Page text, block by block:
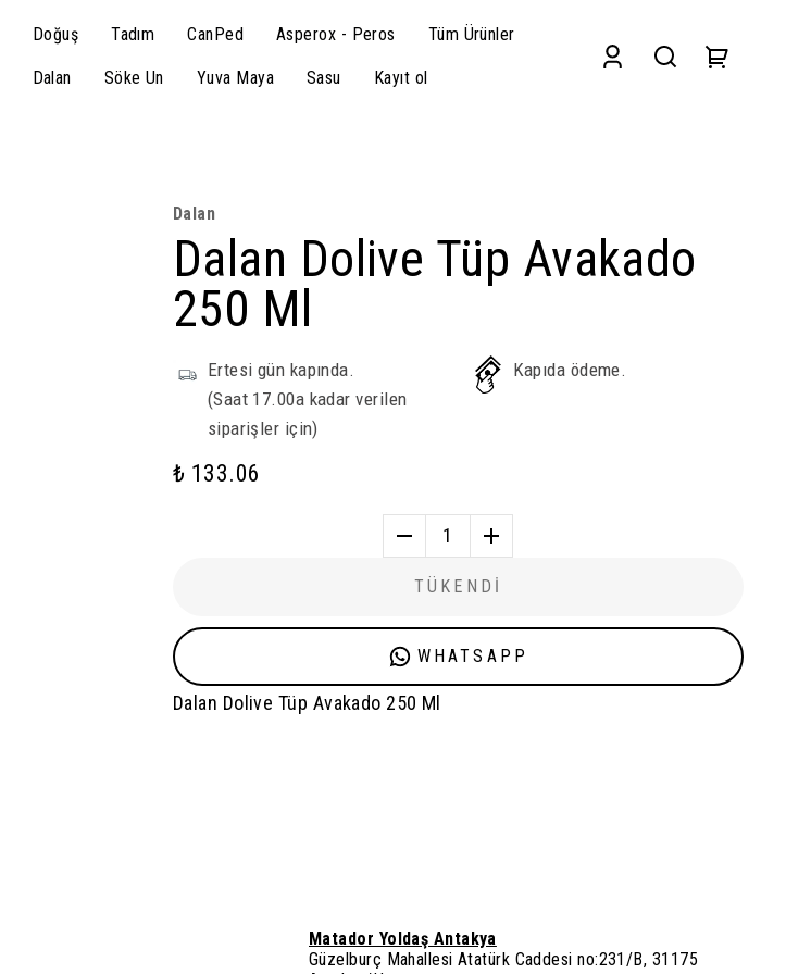
Doğuş Tadım CanPed Asperox - Peros Tüm Ürünler
Dalan Söke Un Yuva Maya Sasu Kayıt ol
Dalan
Dalan Dolive Tüp Avakado
250 Ml
Ertesi gün kapında.
(Saat 17.00a kadar verilen
siparişler için)
Kapıda ödeme.
₺ 133.06
1
TÜKENDİ
WHATSAPP
Dalan Dolive Tüp Avakado 250 Ml
Matador Yoldaş Antakya
Güzelburç Mahallesi Atatürk Caddesi no:231/B, 31175